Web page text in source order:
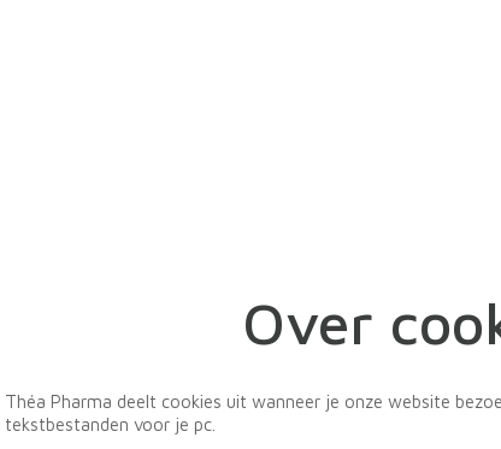
Over
Théa Pharma deelt cookies uit wanneer je onze website
tekstbestanden voor je pc.